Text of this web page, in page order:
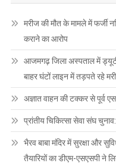
मरीज की मौत के मामले में फर्जी
कराने का आरोप
आजमगढ़ जिला अस्पताल में ड्यूटी
बाहर घंटों लाइन में तड़पते रहे
अज्ञात वाहन की टक्कर से पूर्व
प्रांतीय चिकित्सा सेवा संघ
भैरव बाबा मंदिर में सुरक्षा और
तैयारियों का डीएम-एसएसपी ने